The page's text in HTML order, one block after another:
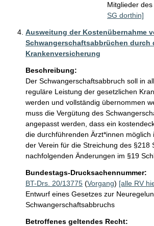
Mitglieder
SG dorthin]
Ausweitung der Kostenübernahme
Schwangerschaftsabbrüchen durch
Krankenversicherung
Beschreibung:
Der Schwangerschaftsabbruch soll in
reguläre Leistung der gesetzlichen
werden und vollständig übernommen
muss die Vergütung des
angepasst werden, dass ein
die durchführenden Ärzt*innen möglich
der Verein für die Streichung des §218
nachfolgenden Änderungen im §19
Bundestags-Drucksachennummer:
BT-Drs. 20/13775 (Vorgang) [alle RV
Entwurf eines Gesetzes zur
Schwangerschaftsabbruchs
Betroffenes geltendes Recht: